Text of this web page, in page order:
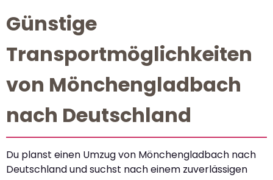
Günstige
Transportmöglichkeiten
von Mönchengladbach
nach Deutschland
Du planst einen Umzug von Mönchengladbach nach
Deutschland und suchst nach einem zuverlässigen